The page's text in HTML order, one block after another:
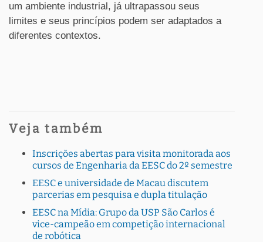
um ambiente industrial, já ultrapassou seus
limites e seus princípios podem ser adaptados a
diferentes contextos.
Veja também
Inscrições abertas para visita monitorada aos
cursos de Engenharia da EESC do 2º semestre
EESC e universidade de Macau discutem
parcerias em pesquisa e dupla titulação
EESC na Mídia: Grupo da USP São Carlos é
vice-campeão em competição internacional
de robótica